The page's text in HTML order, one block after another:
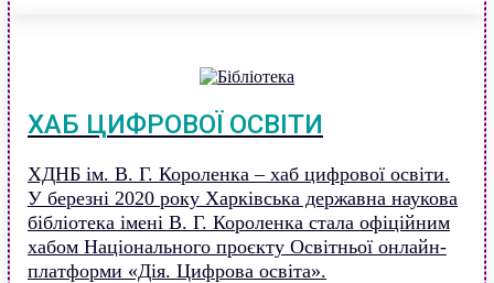
ХАБ ЦИФРОВОЇ ОСВІТИ
ХДНБ ім. В. Г. Короленка – хаб цифрової освіти.
У березні 2020 року Харківська державна наукова
бібліотека імені В. Г. Короленка стала офіційним
хабом Національного проєкту Освітньої онлайн-
платформи «Дія. Цифрова освіта».